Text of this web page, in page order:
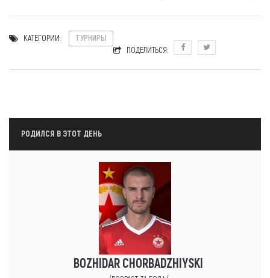
КАТЕГОРИИ:
ТУРНИРЫ
ПОДЕЛИТЬСЯ:
РОДИЛСЯ В ЭТОТ ДЕНЬ
BOZHIDAR CHORBADZHIYSKI